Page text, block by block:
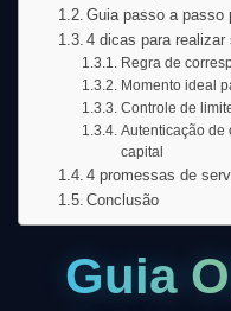
Guia passo a passo
4 dicas para
Regra de
Momento ideal
Controle de
Autenticação de
capital
4 promessas de
Conclusão
Guia